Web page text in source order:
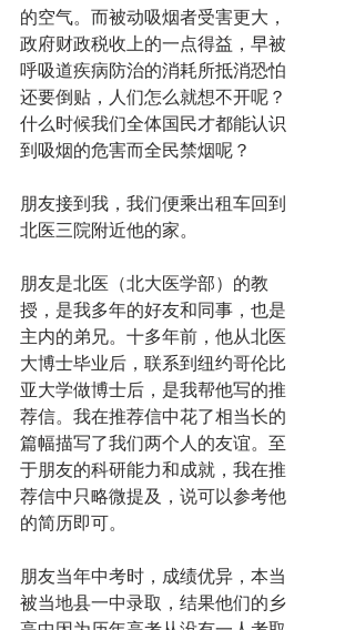
的空气。而被动吸烟者受害更大，
政府财政税收上的一点得益，早被
呼吸道疾病防治的消耗所抵消恐怕
还要倒贴，人们怎么就想不开呢？
什么时候我们全体国民才都能认识
到吸烟的危害而全民禁烟呢？
朋友接到我，我们便乘出租车回到
北医三院附近他的家。
朋友是北医（北大医学部）的教
授，是我多年的好友和同事，也是
主内的弟兄。十多年前，他从北医
大博士毕业后，联系到纽约哥伦比
亚大学做博士后，是我帮他写的推
荐信。我在推荐信中花了相当长的
篇幅描写了我们两个人的友谊。至
于朋友的科研能力和成就，我在推
荐信中只略微提及，说可以参考他
的简历即可。
朋友当年中考时，成绩优异，本当
被当地县一中录取，结果他们的乡